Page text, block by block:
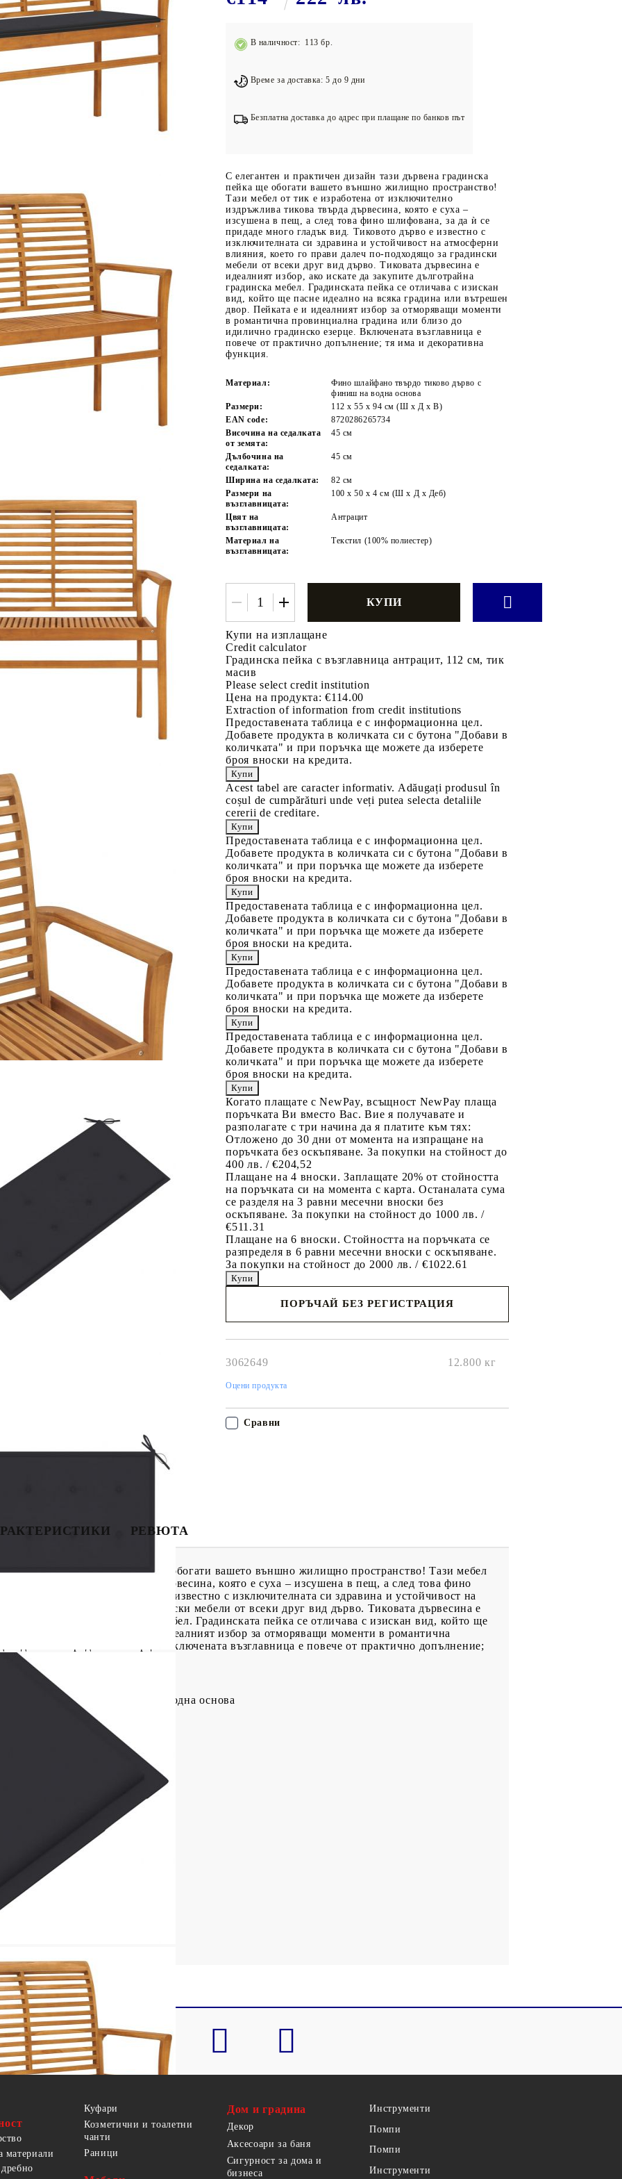
Подложки за фитнес уреди
Лостове за набиране
Силови кули
Йога и пилатес
В наличност: 113 бр.
Време за доставка: 5 до 9 дни
Безплатна доставка до адрес при плащане по банков път
С елегантен и практичен дизайн тази дървена градинска
пейка ще обогати вашето външно жилищно пространство!
Тази мебел от тик е изработена от изключително
издръжлива тикова твърда дървесина, която е суха –
изсушена в пещ, а след това фино шлифована, за да ѝ се
придаде много гладък вид. Тиковото дърво е известно с
изключителната си здравина и устойчивост на атмосферни
влияния, което го прави далеч по-подходящо за градински
мебели от всеки друг вид дърво. Тиковата дървесина е
идеалният избор, ако искате да закупите дълготрайна
градинска мебел. Градинската пейка се отличава с изискан
вид, който ще пасне идеално на всяка градина или вътрешен
двор. Пейката е и идеалният избор за отморяващи моменти
в романтична провинциална градина или близо до
идилично градинско езерце. Включената възглавница е
повече от практично допълнение; тя има и декоративна
функция.
Материал:
Фино шлайфано твърдо тиково дърво с
финиш на водна основа
Размери:
112 x 55 x 94 см (Ш x Д x В)
EAN code:
8720286265734
Височина на седалката
от земята:
45 см
Дълбочина на
седалката:
45 см
Ширина на седалката:
82 см
Размери на
възглавницата:
100 x 50 x 4 см (Ш x Д x Деб)
Цвят на
възглавницата:
Антрацит
Материал на
възглавницата:
Текстил (100% полиестер)
Купи на изплащане
Credit calculator
Градинска пейка с възглавница антрацит, 112 см, тик
масив
Please select credit institution
Цена на продукта: €114.00
Extraction of information from credit institutions
Предоставената таблица е с информационна цел.
Добавете продукта в количката си с бутона "Добави в
количката" и при поръчка ще можете да изберете
броя вноски на кредита.
Acest tabel are caracter informativ. Adăugați produsul în
coșul de cumpărături unde veți putea selecta detaliile
cererii de creditare.
Предоставената таблица е с информационна цел.
Добавете продукта в количката си с бутона "Добави в
количката" и при поръчка ще можете да изберете
броя вноски на кредита.
Предоставената таблица е с информационна цел.
Добавете продукта в количката си с бутона "Добави в
количката" и при поръчка ще можете да изберете
броя вноски на кредита.
Предоставената таблица е с информационна цел.
Добавете продукта в количката си с бутона "Добави в
количката" и при поръчка ще можете да изберете
броя вноски на кредита.
Предоставената таблица е с информационна цел.
Добавете продукта в количката си с бутона "Добави в
количката" и при поръчка ще можете да изберете
броя вноски на кредита.
Когато плащате с NewPay, всъщност NewPay плаща
поръчката Ви вместо Вас. Вие я получавате и
разполагате с три начина да я платите към тях:
Отложено до 30 дни от момента на изпращане на
поръчката без оскъпяване. За покупки на стойност до
400 лв. / €204,52
Плащане на 4 вноски. Заплащате 20% от стойността
на поръчката си на момента с карта. Останалата сума
се разделя на 3 равни месечни вноски без
оскъпяване. За покупки на стойност до 1000 лв. /
€511.31
Плащане на 6 вноски. Стойността на поръчката се
разпределя в 6 равни месечни вноски с оскъпяване.
За покупки на стойност до 2000 лв. / €1022.61
ПОРЪЧАЙ БЕЗ РЕГИСТРАЦИЯ
3062649 12.800 кг
Оцени продукта
Сравни
РЕВЮТА
дървена градинска пейка ще обогати вашето външно жилищно пространство! Тази мебел
издръжлива тикова твърда дървесина, която е суха – изсушена в пещ, а след това фино
гладък вид. Тиковото дърво е известно с изключителната си здравина и устойчивост на
далеч по-подходящо за градински мебели от всеки друг вид дърво. Тиковата дървесина е
дълготрайна градинска мебел. Градинската пейка се отличава с изискан вид, който ще
вътрешен двор. Пейката е и идеалният избор за отморяващи моменти в романтична
идилично градинско езерце. Включената възглавница е повече от практично допълнение;
тиково дърво с финиш на водна основа
(100% полиестер)
x 50 x 4 см (Ш x Д x Деб)
материали
Куфари
Козметични и тоалетни
чанти
Раници
Дом и градина
Декор
Аксесоари за баня
Сигурност за дома и
бизнеса
Инструменти
Помпи
Помпи
Инструменти